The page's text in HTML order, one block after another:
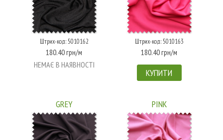
Штрих-код: 5010162
180.40 грн/м
НЕМАЄ В НАЯВНОСТІ
Штрих-код: 5010163
180.40 грн/м
КУПИТИ
GREY PINK